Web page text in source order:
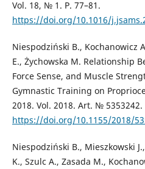
Vol. 18, № 1. P. 77–81.
https://doi.org/10.1016/
Niespodziński B., Kochanowicz
E., Żychowska M. Relationship
Force Sense, and Muscle
Gymnastic Training on
2018. Vol. 2018. Art. № 5353242.
https://doi.org/10.1155/2018/
Niespodziński B., Mieszkowski
K., Szulc A., Zasada M.,